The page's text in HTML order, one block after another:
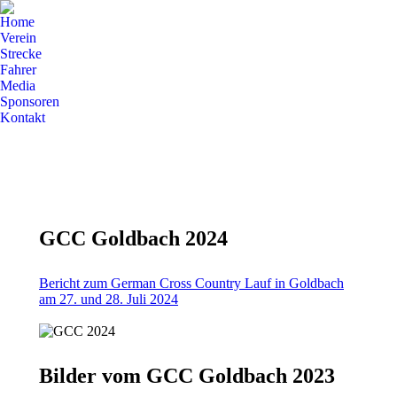
Home
Verein
Strecke
Fahrer
Media
Sponsoren
Kontakt
GCC Goldbach 2024
Bericht zum German Cross Country Lauf in Goldbach
am 27. und 28. Juli 2024
Bilder vom GCC Goldbach 2023